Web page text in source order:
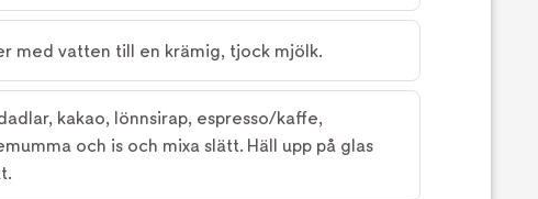
med vatten till en krämig, tjock mjölk.
kakao, lönnsirap, espresso/kaffe,
och is och mixa slätt. Häll upp på glas